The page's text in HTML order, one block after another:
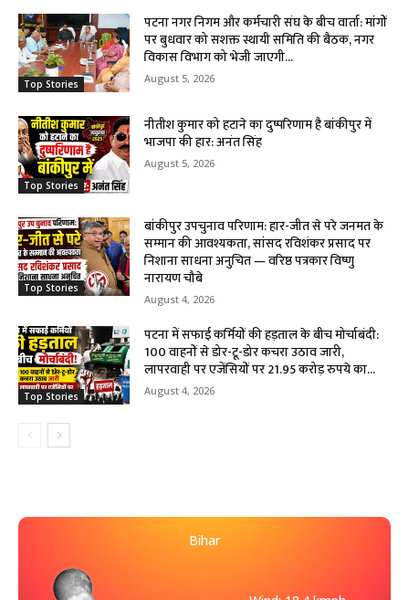
Top Stories
पटना नगर निगम और कर्मचारी संघ के बीच वार्ता: मांगों
पर बुधवार को सशक्त स्थायी समिति की बैठक, नगर
विकास विभाग को भेजी जाएगी...
August 5, 2026
Top Stories
नीतीश कुमार को हटाने का दुष्परिणाम है बांकीपुर में
भाजपा की हार: अनंत सिंह
August 5, 2026
Top Stories
बांकीपुर उपचुनाव परिणाम: हार-जीत से परे जनमत के
सम्मान की आवश्यकता, सांसद रविशंकर प्रसाद पर
निशाना साधना अनुचित — वरिष्ठ पत्रकार विष्णु
नारायण चौबे
August 4, 2026
Top Stories
पटना में सफाई कर्मियों की हड़ताल के बीच मोर्चाबंदी:
100 वाहनों से डोर-टू-डोर कचरा उठाव जारी,
लापरवाही पर एजेंसियों पर 21.95 करोड़ रुपये का...
August 4, 2026
Bihar